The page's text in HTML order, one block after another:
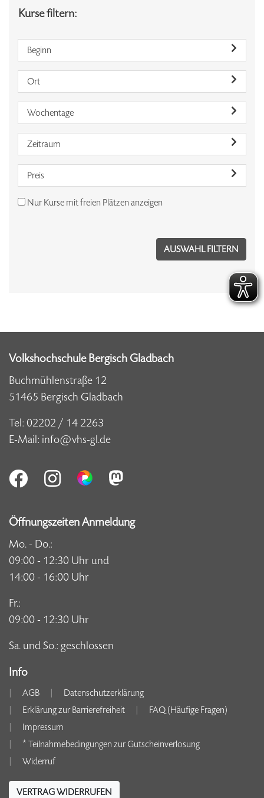
Kurse filtern:
Beginn
Ort
Wochentage
Zeitraum
Preis
Nur Kurse mit freien Plätzen anzeigen
Volkshochschule Bergisch Gladbach
Buchmühlenstraße 12
51465 Bergisch Gladbach
Tel: 02202 / 14 2263
E-Mail: info@vhs-gl.de
Öffnungszeiten Anmeldung
Mo. - Do.:
09:00 - 12:30 Uhr und
14:00 - 16:00 Uhr
Fr.:
09:00 - 12:30 Uhr
Sa. und So.: geschlossen
Info
AGB
Datenschutzerklärung
Erklärung zur Barrierefreiheit
FAQ (Häufige Fragen)
Impressum
* Teilnahmebedingungen zur Gutscheinverlosung
Widerruf
VERTRAG WIDERRUFEN